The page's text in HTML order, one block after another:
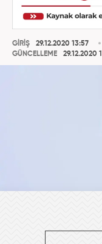
GİRİŞ
29.12.2020 13:57
GÜNCELLEME
29.12.2020